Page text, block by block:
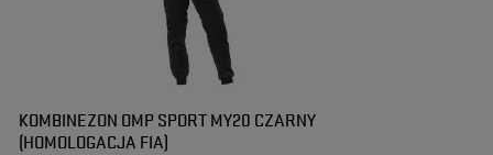
KOMBINEZON OMP SPORT MY20 CZARNY
(HOMOLOGACJA FIA)